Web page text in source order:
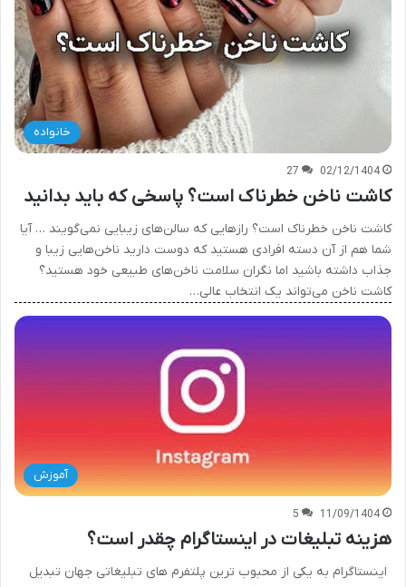
خانواده
02/12/1404
27
کاشت ناخن خطرناک است؟ پاسخی که باید بدانید
کاشت ناخن خطرناک است؟ رازهایی که سالن‌های زیبایی نمی‌گویند … آیا
شما هم از آن دسته افرادی هستید که دوست دارید ناخن‌هایی زیبا و
جذاب داشته باشید اما نگران سلامت ناخن‌های طبیعی خود هستید؟
کاشت ناخن می‌تواند یک انتخاب عالی…
آموزش
11/09/1404
5
هزینه تبلیغات در اینستاگرام چقدر است؟
اینستاگرام به یکی از محبوب ترین پلتفرم های تبلیغاتی جهان تبدیل